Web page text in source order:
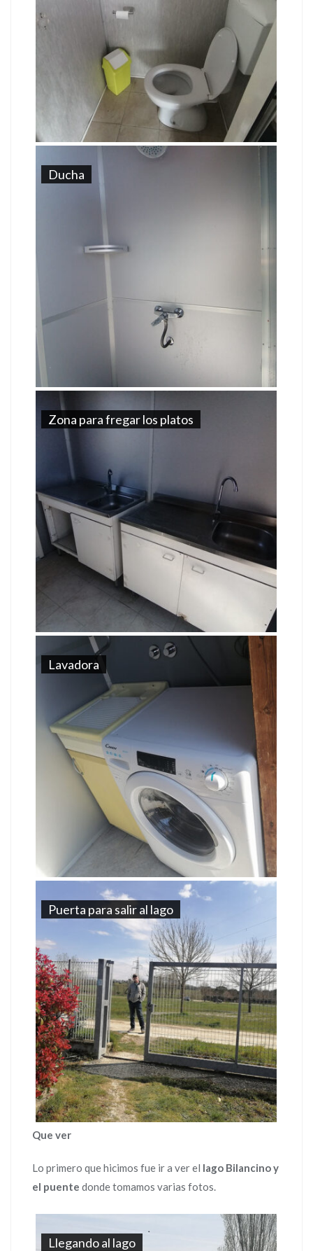
Ducha
Zona para fregar los platos
Lavadora
Puerta para salir al lago
Que ver
Lo primero que hicimos fue ir a ver el lago Bilancinoy
el puente donde tomamos varias fotos.
Llegando al lago